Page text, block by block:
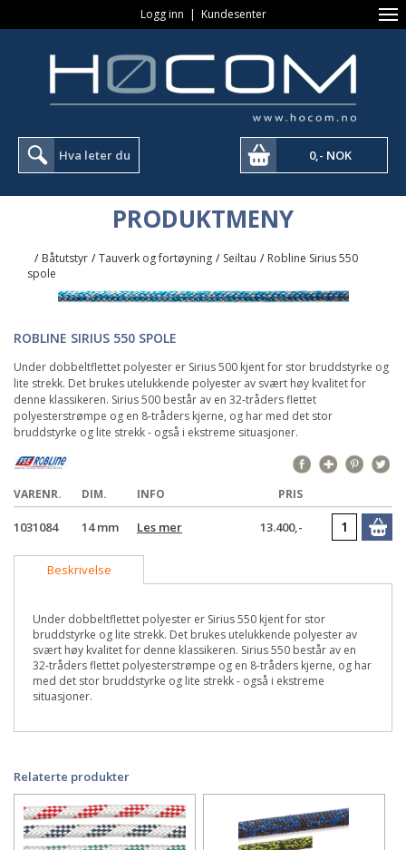
Logg inn | Kundesenter
0,- NOK
PRODUKTMENY
/ Båtutstyr / Tauverk og fortøyning / Seiltau / Robline Sirius 550
spole
ROBLINE SIRIUS 550 SPOLE
Under dobbeltflettet polyester er Sirius 500 kjent for stor bruddstyrke og
lite strekk. Det brukes utelukkende polyester av svært høy kvalitet for
denne klassikeren. Sirius 500 består av en 32-tråders flettet
polyesterstrømpe og en 8-tråders kjerne, og har med det stor
bruddstyrke og lite strekk - også i ekstreme situasjoner.
VARENR. DIM. INFO PRIS
1031084 14 mm Les mer 13.400,-
Beskrivelse
Under dobbeltflettet polyester er Sirius 550 kjent for stor
bruddstyrke og lite strekk. Det brukes utelukkende polyester av
svært høy kvalitet for denne klassikeren. Sirius 550 består av en
32-tråders flettet polyesterstrømpe og en 8-tråders kjerne, og har
med det stor bruddstyrke og lite strekk - også i ekstreme
situasjoner.
Relaterte produkter